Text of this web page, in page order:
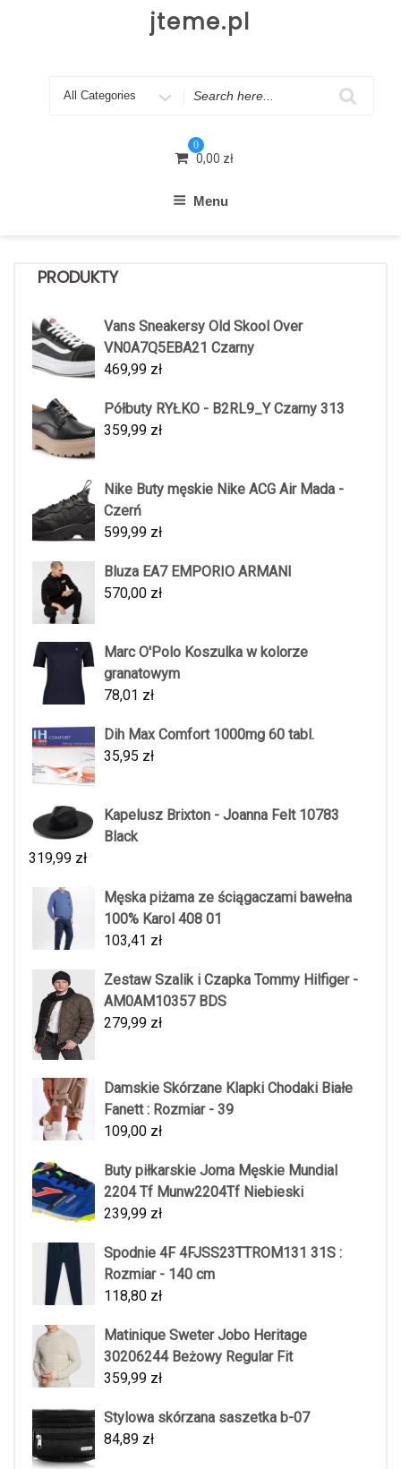
jteme.pl
Search
0
0,00 zł
Menu
PRODUKTY
Vans Sneakersy Old Skool Over
VN0A7Q5EBA21 Czarny
469,99 zł
Półbuty RYŁKO - B2RL9_Y Czarny 313
359,99 zł
Nike Buty męskie Nike ACG Air Mada -
Czerń
599,99 zł
Bluza EA7 EMPORIO ARMANI
570,00 zł
Marc O'Polo Koszulka w kolorze
granatowym
78,01 zł
Dih Max Comfort 1000mg 60 tabl.
35,95 zł
Kapelusz Brixton - Joanna Felt 10783
Black
319,99 zł
Męska piżama ze ściągaczami bawełna
100% Karol 408 01
103,41 zł
Zestaw Szalik i Czapka Tommy Hilfiger -
AM0AM10357 BDS
279,99 zł
Damskie Skórzane Klapki Chodaki Białe
Fanett : Rozmiar - 39
109,00 zł
Buty piłkarskie Joma Męskie Mundial
2204 Tf Munw2204Tf Niebieski
239,99 zł
Spodnie 4F 4FJSS23TTROM131 31S :
Rozmiar - 140 cm
118,80 zł
Matinique Sweter Jobo Heritage
30206244 Beżowy Regular Fit
359,99 zł
Stylowa skórzana saszetka b-07
84,89 zł